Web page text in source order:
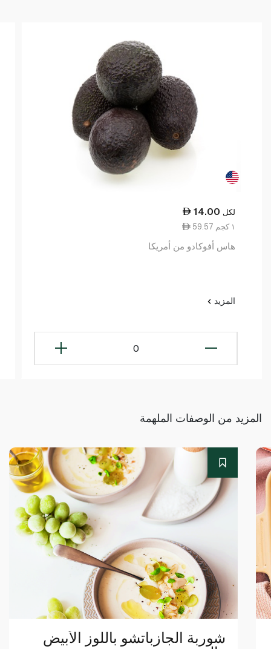
14.00 لكل
59.57 ١ كجم
هاس أفوكادو من أمريكا
المزيد
0
المزيد من الوصفات الملهمة
شوربة الجازباتشو باللوز الأبيض